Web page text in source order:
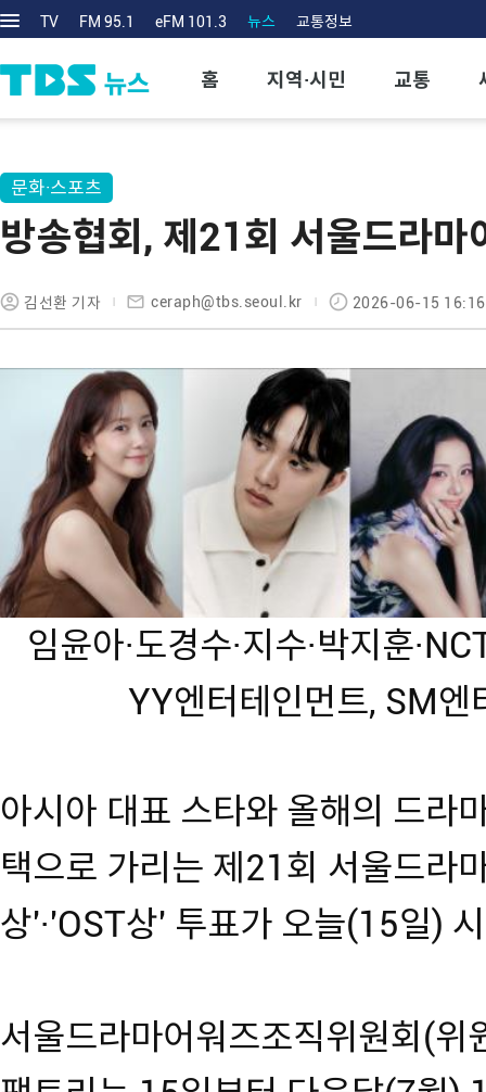
TV FM 95.1 eFM 101.3 뉴스 교통정보
홈 지역·시민 교통
문화·스포츠
방송협회, 제21회 서울드라마
김선환 기자 ceraph@tbs.seoul.kr 2026-06-15 16:16
임윤아·도경수·지수·박지훈
YY엔터테인먼트, SM
아시아 대표 스타와 올해의 드라
택으로 가리는 제21회 서울드라
상'·'OST상' 투표가 오늘(15일)
서울드라마어워즈조직위원회(